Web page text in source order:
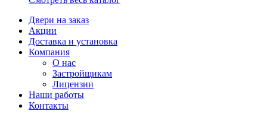
Двери на заказ
Акции
Доставка и установка
Компания
О нас
Застройщикам
Лицензии
Наши работы
Контакты